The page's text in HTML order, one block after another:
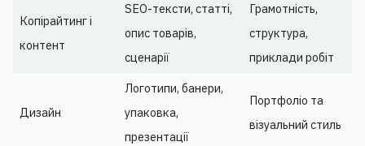
Копірайтинг і
контент
SEO-тексти, статті,
опис товарів,
сценарії
Грамотність,
структура,
приклади робіт
Дизайн
Логотипи, банери,
упаковка,
презентації
Портфоліо та
візуальний стиль